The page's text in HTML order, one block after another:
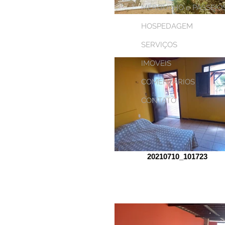
20210710_101723
MERGULHO e
HOSPEDAGEM
SERVIÇOS
IMOVEIS
COMENTARIOS
CONTATO